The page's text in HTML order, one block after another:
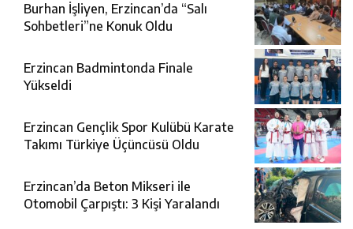
Burhan İşliyen, Erzincan’da “Salı
Sohbetleri”ne Konuk Oldu
Erzincan Badmintonda Finale
Yükseldi
Erzincan Gençlik Spor Kulübü Karate
Takımı Türkiye Üçüncüsü Oldu
Erzincan’da Beton Mikseri ile
Otomobil Çarpıştı: 3 Kişi Yaralandı